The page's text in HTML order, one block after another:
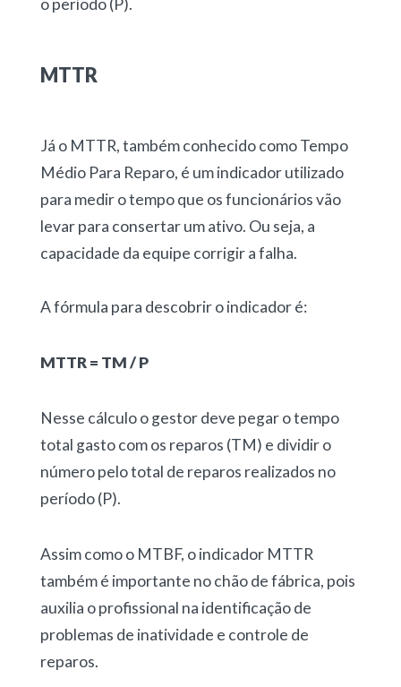
o período (P).
MTTR
Já o MTTR, também conhecido como Tempo
Médio Para Reparo, é um indicador utilizado
para medir o tempo que os funcionários vão
levar para consertar um ativo. Ou seja, a
capacidade da equipe corrigir a falha.
A fórmula para descobrir o indicador é:
MTTR = TM / P
Nesse cálculo o gestor deve pegar o tempo
total gasto com os reparos (TM) e dividir o
número pelo total de reparos realizados no
período (P).
Assim como o MTBF, o indicador MTTR
também é importante no chão de fábrica, pois
auxilia o profissional na identificação de
problemas de inatividade e controle de
reparos.